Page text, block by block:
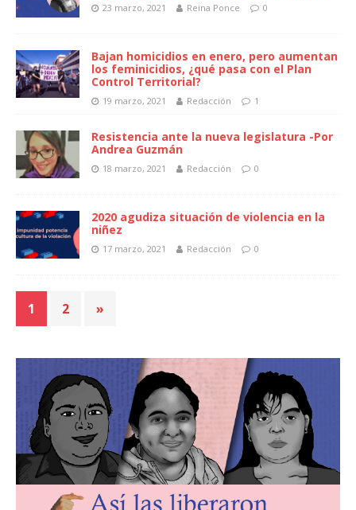
23 marzo, 2021 Reina Ponce 0
Bajan homicidios en enero, pero aumentan
los feminicidios, ¿qué pasa con el Plan
Control Territorial?
19 marzo, 2021 Redacción 1
Resistencia ante la nueva legislatura -Por
Andrea Guzmán
18 marzo, 2021 Redacción 0
2020 agudiza situación de violencia en la
niñez
17 marzo, 2021 Redacción 0
1 2 »